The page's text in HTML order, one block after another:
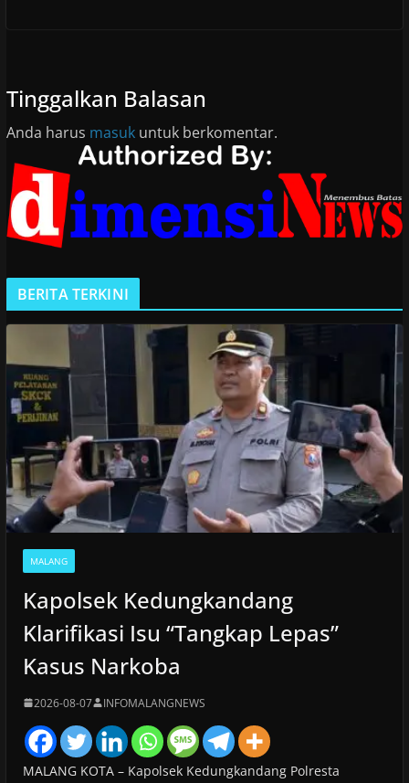
Tinggalkan Balasan
Anda harus masukuntuk berkomentar.
BERITA TERKINI
MALANG
Kapolsek Kedungkandang
Klarifikasi Isu “Tangkap Lepas”
Kasus Narkoba
2026-08-07 INFOMALANGNEWS
MALANG KOTA – Kapolsek Kedungkandang Polresta